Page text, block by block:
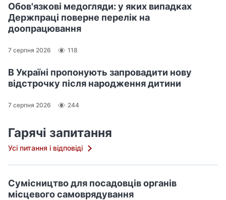
Обов'язкові медогляди: у яких випадках
Держпраці поверне перелік на
доопрацювання
7 серпня 2026 118
В Україні пропонують запровадити нову
відстрочку після народження дитини
7 серпня 2026 244
Гарячі запитання
Усі питання і відповіді
Сумісництво для посадовців органів
місцевого самоврядування